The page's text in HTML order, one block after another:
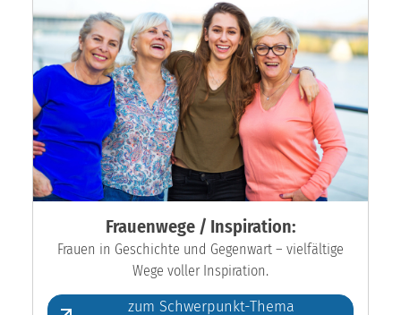
Frauenwege / Inspiration:
Frauen in Geschichte und Gegenwart – vielfältige
Wege voller Inspiration.
zum Schwerpunkt-Thema